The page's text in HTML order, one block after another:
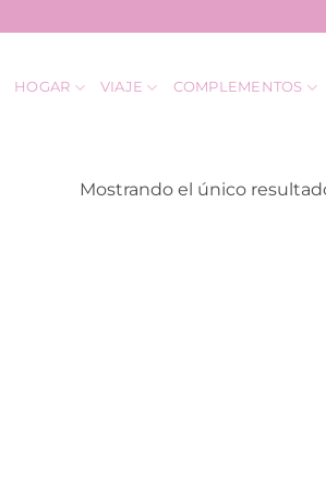
HOGAR VIAJE COMPLEMENTOS
Mostrando el único